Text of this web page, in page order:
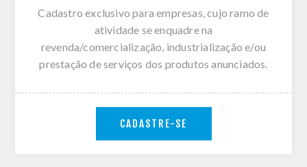
Cadastro exclusivo para empresas, cujo ramo de
atividade se enquadre na
revenda/comercialização, industrialização e/ou
prestação de serviços dos produtos anunciados.
CADASTRE-SE